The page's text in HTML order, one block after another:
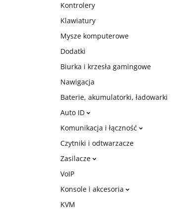
Kontrolery
Klawiatury
Mysze komputerowe
Dodatki
Biurka i krzesła gamingowe
Nawigacja
Baterie, akumulatorki, ładowarki
Auto ID
Komunikacja i łączność
Czytniki i odtwarzacze
Zasilacze
VoIP
Konsole i akcesoria
KVM